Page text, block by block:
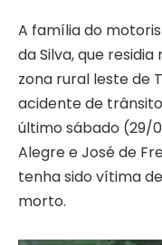
A família do
da Silva, que
zona rural leste de
acidente de
último sábado (29/
Alegre e José de
tenha sido vítima
morto.